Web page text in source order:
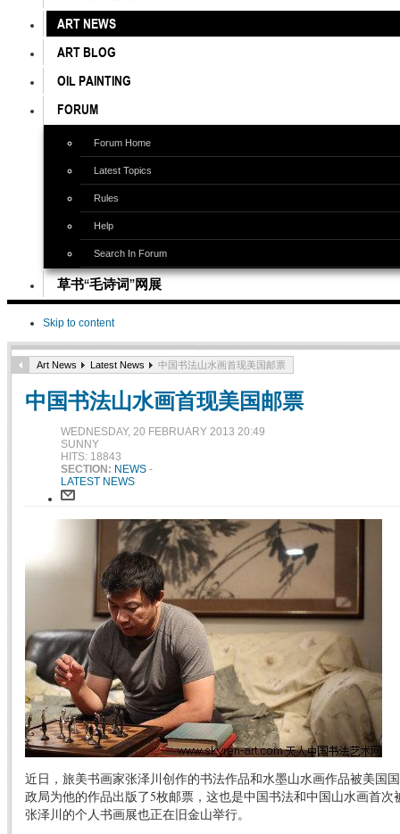
ART NEWS
ART BLOG
OIL PAINTING
FORUM
Forum Home
Latest Topics
Rules
Help
Search In Forum
草书“毛诗词”网展
Skip to content
Art News Latest News 中国书法山水画首现美国邮票
中国书法山水画首现美国邮票
WEDNESDAY, 20 FEBRUARY 2013 20:49
SUNNY
HITS: 18843
SECTION: NEWS -
LATEST NEWS
近日，旅美书画家张泽川创作的书法作品和水墨山水画作品被美国
政局为他的作品出版了5枚邮票，这也是中国书法和中国山水画首
张泽川的个人书画展也正在旧金山举行。